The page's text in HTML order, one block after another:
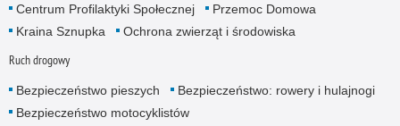
Centrum Profilaktyki Społecznej
Przemoc Domowa
Kraina Sznupka
Ochrona zwierząt i środowiska
Ruch drogowy
Bezpieczeństwo pieszych
Bezpieczeństwo: rowery i hulajnogi
Bezpieczeństwo motocyklistów